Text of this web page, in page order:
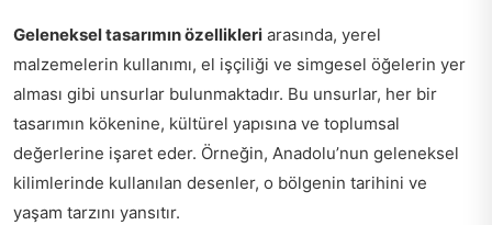
Geleneksel tasarımın özellikleri arasında, yerel
malzemelerin kullanımı, el işçiliği ve simgesel öğelerin yer
alması gibi unsurlar bulunmaktadır. Bu unsurlar, her bir
tasarımın kökenine, kültürel yapısına ve toplumsal
değerlerine işaret eder. Örneğin, Anadolu’nun geleneksel
kilimlerinde kullanılan desenler, o bölgenin tarihini ve
yaşam tarzını yansıtır.